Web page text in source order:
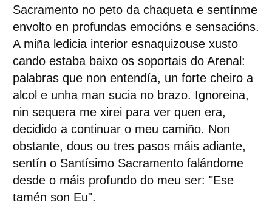
Sacramento no peto da chaqueta e sentínme
envolto en profundas emocións e sensacións.
A miña ledicia interior esnaquizouse xusto
cando estaba baixo os soportais do Arenal:
palabras que non entendía, un forte cheiro a
alcol e unha man sucia no brazo. Ignoreina,
nin sequera me xirei para ver quen era,
decidido a continuar o meu camiño. Non
obstante, dous ou tres pasos máis adiante,
sentín o Santísimo Sacramento falándome
desde o máis profundo do meu ser: "Ese
tamén son Eu".